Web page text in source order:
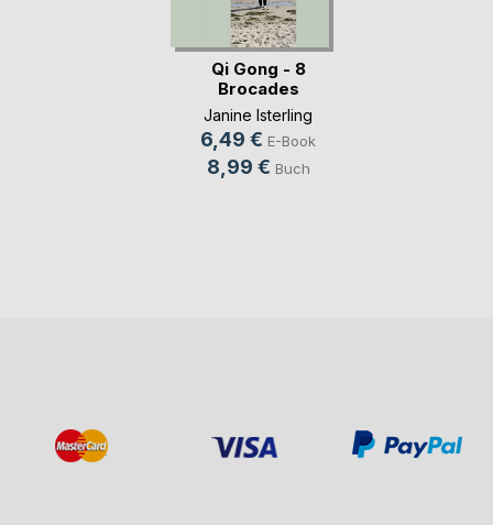
Qi Gong - 8
Brocades
Janine Isterling
6,49 € E-Book
8,99 € Buch